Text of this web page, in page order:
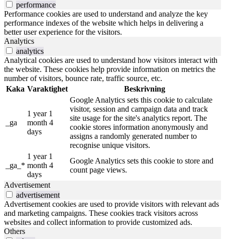
performance
Performance cookies are used to understand and analyze the key
performance indexes of the website which helps in delivering a
better user experience for the visitors.
Analytics
analytics
Analytical cookies are used to understand how visitors interact with
the website. These cookies help provide information on metrics the
number of visitors, bounce rate, traffic source, etc.
Kaka Varaktighet Beskrivning
_ga
1 year 1
month 4
days
Google Analytics sets this cookie to calculate
visitor, session and campaign data and track
site usage for the site's analytics report. The
cookie stores information anonymously and
assigns a randomly generated number to
recognise unique visitors.
_ga_*
1 year 1
month 4
days
Google Analytics sets this cookie to store and
count page views.
Advertisement
advertisement
Advertisement cookies are used to provide visitors with relevant ads
and marketing campaigns. These cookies track visitors across
websites and collect information to provide customized ads.
Others